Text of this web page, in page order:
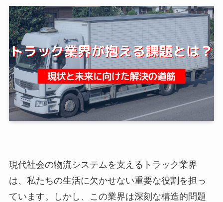
現代社会の物流システムを支えるトラック業界
は、私たちの生活に欠かせない重要な役割を担っ
ています。しかし、この業界は深刻な構造的問題